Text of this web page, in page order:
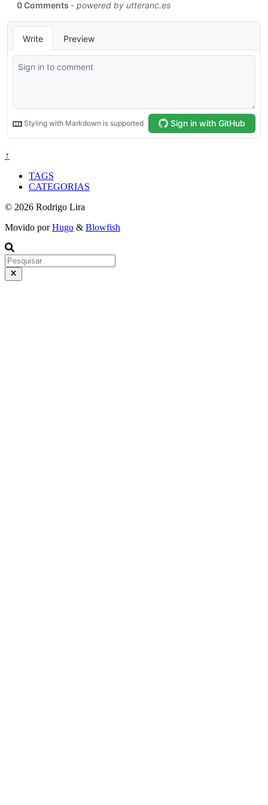
↑
TAGS
CATEGORIAS
© 2026 Rodrigo Lira
Movido porHugo & Blowfish